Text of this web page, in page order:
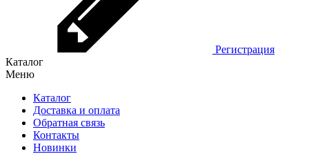
Регистрация
Каталог
Меню
Каталог
Доставка и оплата
Обратная связь
Контакты
Новинки